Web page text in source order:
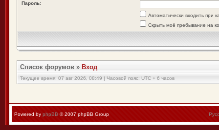
Пароль:
Автоматически входить при
Скрыть моё пребывание на
Список форумов » Вход
Текущее время: 07 авг 2026, 08:49 | Часовой пояс: UTC + 6 часов
Powered by phpBB © 2007 phpBB Group